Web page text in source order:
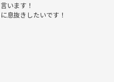
います！
息抜きしたいです！